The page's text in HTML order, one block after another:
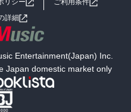
小説
海外小説
SF
文学
リシー
ご利用条件
詳細
Entertainment(Japan) Inc.
Japan domestic market only